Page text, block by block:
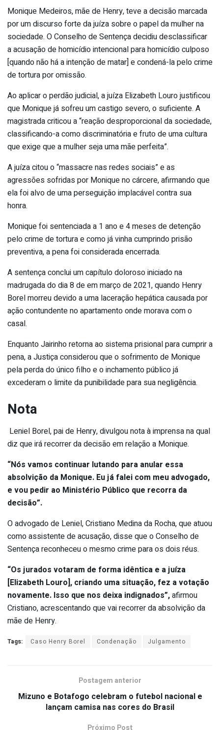
Monique Medeiros, mãe de Henry, teve a decisão marcada
por um discurso forte da juíza sobre o papel da mulher na
sociedade. O Conselho de Sentença decidiu desclassificar
a acusação de homicídio intencional para homicídio culposo
[quando não há a intenção de matar] e condená-la pelo crime
de tortura por omissão.
Ao aplicar o perdão judicial, a juíza Elizabeth Louro justificou
que Monique já sofreu um castigo severo, o suficiente. A
magistrada criticou a “reação desproporcional da sociedade,
classificando-a como discriminatória e fruto de uma cultura
que exige que a mulher seja uma mãe perfeita”.
A juíza citou o “massacre nas redes sociais” e as
agressões sofridas por Monique no cárcere, afirmando que
ela foi alvo de uma perseguição implacável contra sua
honra.
Monique foi sentenciada a 1 ano e 4 meses de detenção
pelo crime de tortura e como já vinha cumprindo prisão
preventiva, a pena foi considerada encerrada.
A sentença conclui um capítulo doloroso iniciado na
madrugada do dia 8 de em março de 2021, quando Henry
Borel morreu devido a uma laceração hepática causada por
ação contundente no apartamento onde morava com o
casal.
Enquanto Jairinho retorna ao sistema prisional para cumprir a
pena, a Justiça considerou que o sofrimento de Monique
pela perda do único filho e o inchamento público já
excederam o limite da punibilidade para sua negligência.
Nota
Leniel Borel, pai de Henry, divulgou nota à imprensa na qual
diz que irá recorrer da decisão em relação a Monique.
“Nós vamos continuar lutando para anular essa
absolvição da Monique. Eu já falei com meu advogado,
e vou pedir ao Ministério Público que recorra da
decisão”.
O advogado de Leniel, Cristiano Medina da Rocha, que atuou
como assistente de acusação, disse que o Conselho de
Sentença reconheceu o mesmo crime para os dois réus.
“Os jurados votaram de forma idêntica e a juíza
[Elizabeth Louro], criando uma situação, fez a votação
novamente. Isso que nos deixa indignados”,afirmou
Cristiano, acrescentando que vai recorrer da absolvição da
mãe de Henry.
Tags: Caso Henry Borel Condenação Julgamento
Postagem anterior
Mizuno e Botafogo celebram o futebol nacional e
lançam camisa nas cores do Brasil
Próximo Post